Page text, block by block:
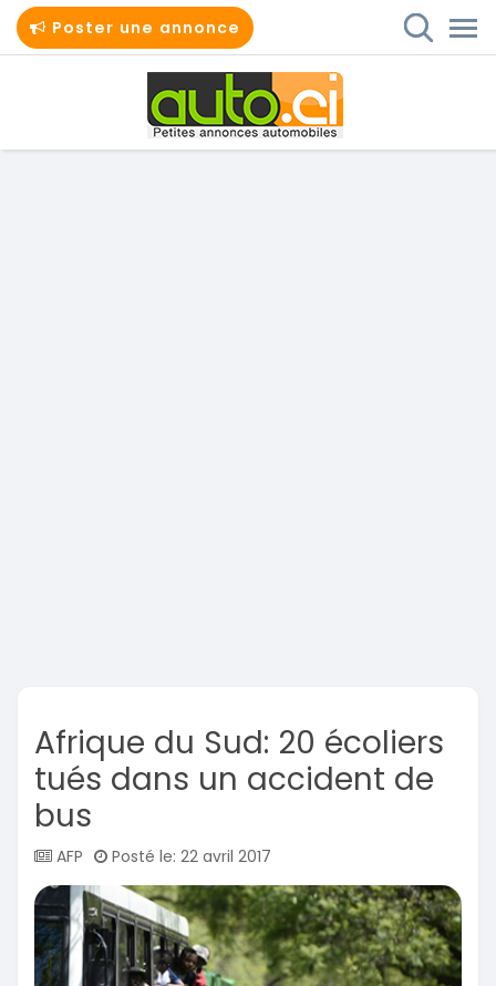
Poster une annonce
Afrique du Sud: 20 écoliers
tués dans un accident de
bus
AFP Posté le: 22 avril 2017